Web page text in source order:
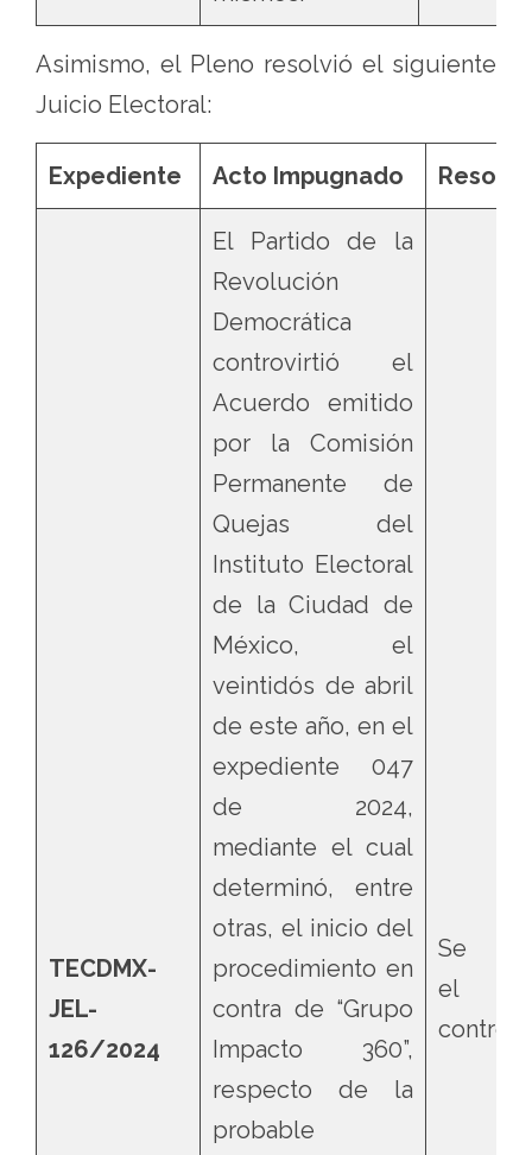
Asimismo, el Pleno resolvió el siguiente
Juicio Electoral:
Expediente Acto Impugnado
TECDMX-
JEL-
126/2024
El Partido de la
Revolución
Democrática
controvirtió el
Acuerdo emitido
por la Comisión
Permanente de
Quejas del
Instituto Electoral
de la Ciudad de
México, el
veintidós de abril
de este año, en el
expediente 047
de 2024,
mediante el cual
determinó, entre
otras, el inicio del
procedimiento en
contra de “Grupo
Impacto 360”,
respecto de la
probable
Se
el